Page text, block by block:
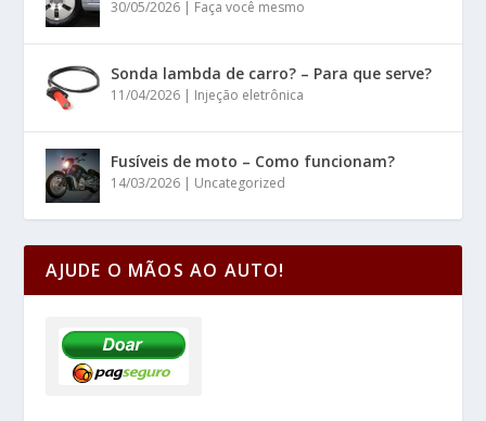
30/05/2026 | Faça você mesmo
Sonda lambda de carro? – Para que serve?
11/04/2026 | Injeção eletrônica
Fusíveis de moto – Como funcionam?
14/03/2026 | Uncategorized
AJUDE O MÃOS AO AUTO!